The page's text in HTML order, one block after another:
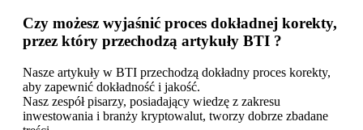
Czy możesz wyjaśnić proces dokładnej korekty,
przez który przechodzą artykuły BTI ?
Nasze artykuły w BTI przechodzą dokładny proces korekty,
aby zapewnić dokładność i jakość.
Nasz zespół pisarzy, posiadający wiedzę z zakresu
inwestowania i branży kryptowalut, tworzy dobrze zbadane